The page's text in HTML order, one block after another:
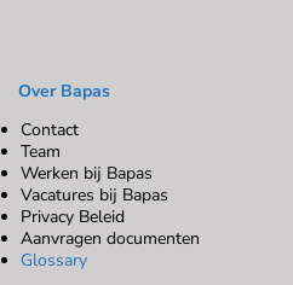
Over Bapas
Contact
Team
Werken bij Bapas
Vacatures bij Bapas
Privacy Beleid
Aanvragen documenten
Glossary